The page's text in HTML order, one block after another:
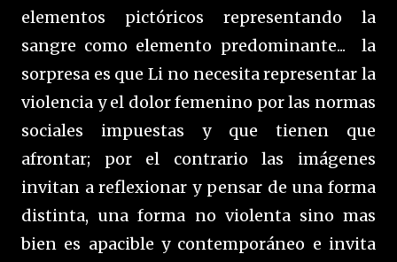
elementos pictóricos representando la
sangre como elemento predominante... la
sorpresa es que Li no necesita representar la
violencia y el dolor femenino por las normas
sociales impuestas y que tienen que
afrontar; por el contrario las imágenes
invitan a reflexionar y pensar de una forma
distinta, una forma no violenta sino mas
bien es apacible y contemporáneo e invita